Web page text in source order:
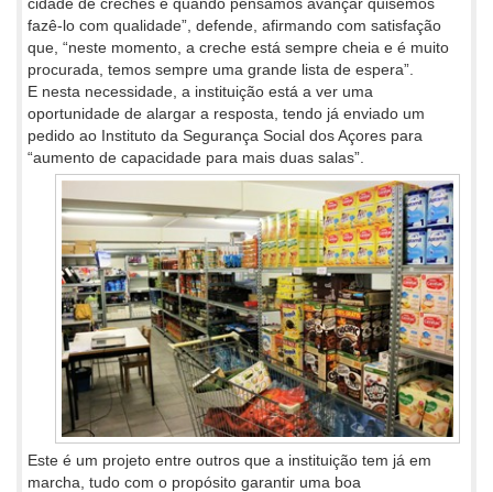
fazê-lo com qualidade”, defende, afirmando com satisfação
que, “neste momento, a creche está sempre cheia e é muito
procurada, temos sempre uma grande lista de espera”.
E nesta necessidade, a instituição está a ver uma
oportunidade de alargar a resposta, tendo já enviado um
pedido ao Instituto da Segurança Social dos Açores para
“aumento de capacidade para mais duas salas”.
Este é um projeto entre outros que a instituição tem já em
marcha, tudo com o propósito garantir uma boa